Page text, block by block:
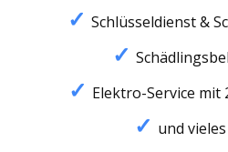
Schlüsseldienst &
Elektro-Service mit
und